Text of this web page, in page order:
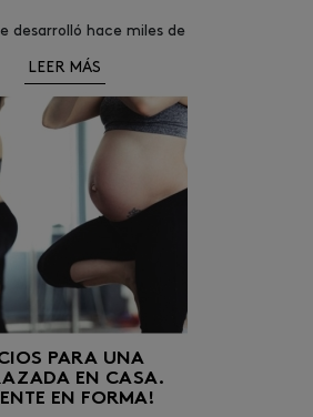
desarrolló hace miles de
la mayoría de personas
y para reducir el estrés.
LEER MÁS
PARA UNA
EN CASA.
EN FORMA!